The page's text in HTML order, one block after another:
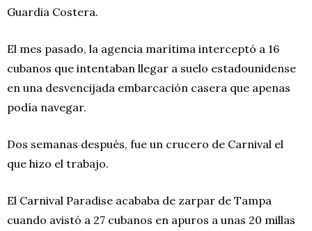
Guardia Costera.
El mes pasado, la agencia marítima interceptó a 16
cubanos que intentaban llegar a suelo estadounidense
en una desvencijada embarcación casera que apenas
podía navegar.
Dos semanas después, fue un crucero de Carnival el
que hizo el trabajo.
El Carnival Paradise acababa de zarpar de Tampa
cuando avistó a 27 cubanos en apuros a unas 20 millas